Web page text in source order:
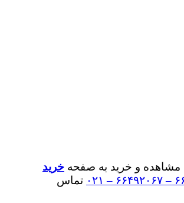
مشاهده و خرید به صفحه خرید
۰۲۱
تماس